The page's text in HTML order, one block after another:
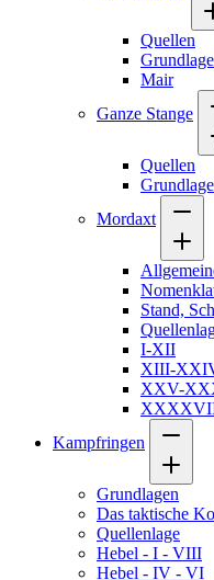
Quellen
Mair
Ganze Stange
Quellen
Mordaxt
Stand,
I-XII
XIII-
XXV-
Kampfringen
Grundlagen
Das taktische
Quellenlage
Hebel - I - VIII
Hebel - IV - VI